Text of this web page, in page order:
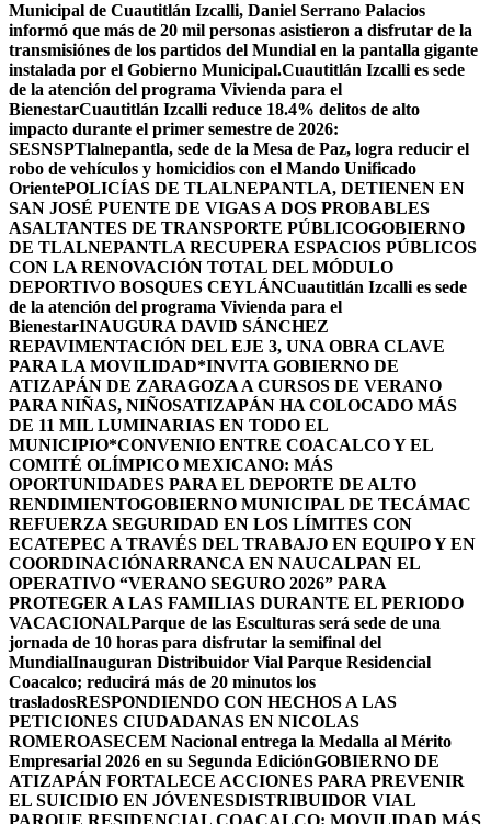
Municipal de Cuautitlán Izcalli, Daniel Serrano Palacios
informó que más de 20 mil personas asistieron a disfrutar de la
transmisiónes de los partidos del Mundial en la pantalla gigante
instalada por el Gobierno Municipal.Cuautitlán Izcalli es sede
de la atención del programa Vivienda para el
BienestarCuautitlán Izcalli reduce 18.4% delitos de alto
impacto durante el primer semestre de 2026:
SESNSPTlalnepantla, sede de la Mesa de Paz, logra reducir el
robo de vehículos y homicidios con el Mando Unificado
OrientePOLICÍAS DE TLALNEPANTLA, ​DETIENEN EN
SAN JOSÉ PUENTE DE VIGAS A DOS PROBABLES
ASALTANTES DE TRANSPORTE PÚBLICOGOBIERNO
DE TLALNEPANTLA RECUPERA ESPACIOS PÚBLICOS
CON LA RENOVACIÓN TOTAL DEL MÓDULO
DEPORTIVO BOSQUES CEYLÁNCuautitlán Izcalli es sede
de la atención del programa Vivienda para el
BienestarINAUGURA DAVID SÁNCHEZ
REPAVIMENTACIÓN DEL EJE 3, UNA OBRA CLAVE
PARA LA MOVILIDAD*INVITA GOBIERNO DE
ATIZAPÁN DE ZARAGOZA A CURSOS DE VERANO
PARA NIÑAS, NIÑOSATIZAPÁN HA COLOCADO MÁS
DE 11 MIL LUMINARIAS EN TODO EL
MUNICIPIO*CONVENIO ENTRE COACALCO Y EL
COMITÉ OLÍMPICO MEXICANO: MÁS
OPORTUNIDADES PARA EL DEPORTE DE ALTO
RENDIMIENTOGOBIERNO MUNICIPAL DE TECÁMAC
REFUERZA SEGURIDAD EN LOS LÍMITES CON
ECATEPEC A TRAVÉS DEL TRABAJO EN EQUIPO Y EN
COORDINACIÓNARRANCA EN NAUCALPAN EL
OPERATIVO “VERANO SEGURO 2026” PARA
PROTEGER A LAS FAMILIAS DURANTE EL PERIODO
VACACIONALParque de las Esculturas será sede de una
jornada de 10 horas para disfrutar la semifinal del
MundialInauguran Distribuidor Vial Parque Residencial
Coacalco; reducirá más de 20 minutos los
trasladosRESPONDIENDO CON HECHOS A LAS
PETICIONES CIUDADANAS EN NICOLAS
ROMEROASECEM Nacional entrega la Medalla al Mérito
Empresarial 2026 en su Segunda EdiciónGOBIERNO DE
ATIZAPÁN FORTALECE ACCIONES PARA PREVENIR
EL SUICIDIO EN JÓVENESDISTRIBUIDOR VIAL
PARQUE RESIDENCIAL COACALCO: MOVILIDAD MÁS